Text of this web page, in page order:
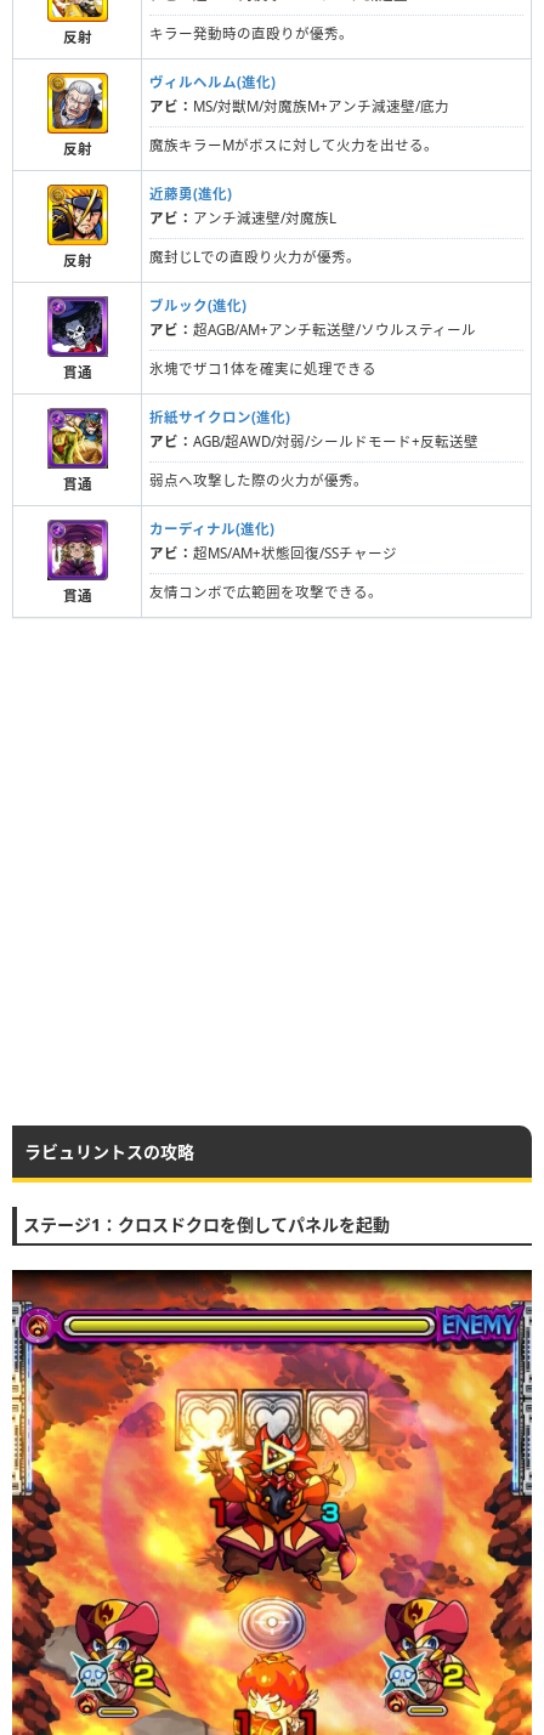
反射 キラー発動時の直殴りが優秀。
反射
ヴィルヘルム(進化)
アビ： MS/対獣M/対魔族M+アンチ減速壁/底力
魔族キラーMがボスに対して火力を出せる。
反射
近藤勇(進化)
アビ： アンチ減速壁/対魔族L
魔封じLでの直殴り火力が優秀。
貫通
ブルック(進化)
アビ： 超AGB/AM+アンチ転送壁/ソウルスティール
氷塊でザコ1体を確実に処理できる
貫通
折紙サイクロン(進化)
アビ： AGB/超AWD/対弱/シールドモード+反転送壁
弱点へ攻撃した際の火力が優秀。
貫通
カーディナル(進化)
アビ： 超MS/AM+状態回復/SSチャージ
友情コンボで広範囲を攻撃できる。
ラビュリントスの攻略
ステージ1：クロスドクロを倒してパネルを起動